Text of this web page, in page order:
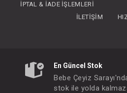
İPTAL & İADE İŞLEMLERI
İLETIŞIM
En Güncel Stok
Bebe Çeyiz
stok ile yolda